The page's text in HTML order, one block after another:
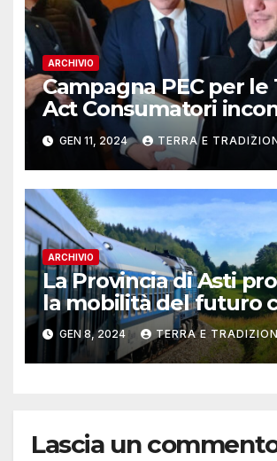
ARCHIVIO
Campagna PEC per le
Act Consumatori
Governatore Alberto
GEN 11, 2024 TERRA E
ARCHIVIO
La Provincia di Asti
la mobilità del futuro
“Hydrogen Valley”:
questionario
GEN 8, 2024 TERRA E
Lascia un